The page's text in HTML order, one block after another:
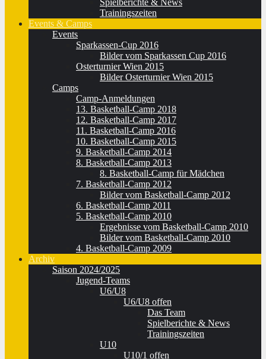
Spielberichte & News
Trainingszeiten
Events & Camps
Events
Sparkassen-Cup 2016
Bilder vom Sparkassen Cup 2016
Osterturnier Wien 2015
Bilder Osterturnier Wien 2015
Camps
Camp-Anmeldungen
13. Basketball-Camp 2018
12. Basketball-Camp 2017
11. Basketball-Camp 2016
10. Basketball-Camp 2015
9. Basketball-Camp 2014
8. Basketball-Camp 2013
8. Basketball-Camp für Mädchen
7. Basketball-Camp 2012
Bilder vom Basketball-Camp 2012
6. Basketball-Camp 2011
5. Basketball-Camp 2010
Ergebnisse vom Basketball-Camp 2010
Bilder vom Basketball-Camp 2010
4. Basketball-Camp 2009
Archiv
Saison 2024/2025
Jugend-Teams
U6/U8
U6/U8 offen
Das Team
Spielberichte & News
Trainingszeiten
U10
U10/1 offen